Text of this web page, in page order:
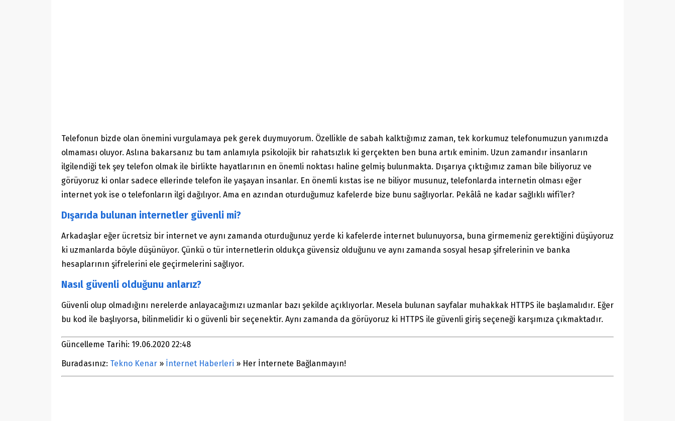
Telefonun bizde olan önemini vurgulamaya pek gerek duymuyorum. Özellikle de sabah kalktığımız zaman, tek korkumuz telefonumuzun yanımızda
olmaması oluyor. Aslına bakarsanız bu tam anlamıyla psikolojik bir rahatsızlık ki gerçekten ben buna artık eminim. Uzun zamandır insanların
ilgilendiği tek şey telefon olmak ile birlikte hayatlarının en önemli noktası haline gelmiş bulunmakta. Dışarıya çıktığımız zaman bile biliyoruz ve
görüyoruz ki onlar sadece ellerinde telefon ile yaşayan insanlar. En önemli kıstas ise ne biliyor musunuz, telefonlarda internetin olması eğer
internet yok ise o telefonların ilgi dağılıyor. Ama en azından oturduğumuz kafelerde bize bunu sağlıyorlar. Pekâlâ ne kadar sağlıklı wifi’ler?
Dışarıda bulunan internetler güvenli mi?
Arkadaşlar eğer ücretsiz bir internet ve aynı zamanda oturduğunuz yerde ki kafelerde internet bulunuyorsa, buna girmemeniz gerektiğini düşüyoruz
ki uzmanlarda böyle düşünüyor. Çünkü o tür internetlerin oldukça güvensiz olduğunu ve aynı zamanda sosyal hesap şifrelerinin ve banka
hesaplarının şifrelerini ele geçirmelerini sağlıyor.
Nasıl güvenli olduğunu anlarız?
Güvenli olup olmadığını nerelerde anlayacağımızı uzmanlar bazı şekilde açıklıyorlar. Mesela bulunan sayfalar muhakkak HTTPS ile başlamalıdır. Eğer
bu kod ile başlıyorsa, bilinmelidir ki o güvenli bir seçenektir. Aynı zamanda da görüyoruz ki HTTPS ile güvenli giriş seçeneği karşımıza çıkmaktadır.
Güncelleme Tarihi: 19.06.2020 22:48
Buradasınız: Tekno Kenar » İnternet Haberleri » Her İnternete Bağlanmayın!